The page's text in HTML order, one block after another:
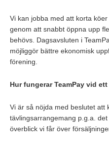
Vi kan jobba med att korta
genom att snabbt öppna upp
behövs. Dagsavsluten i
möjliggör bättre ekonomisk
förening.
Hur fungerar TeamPay vid
Vi är så nöjda med beslutet att
tävlingsarrangemang p.g.a.
överblick vi får över